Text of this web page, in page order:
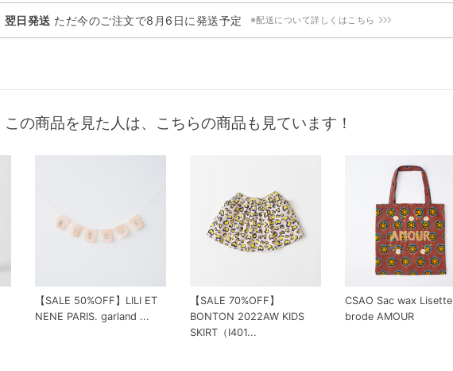
翌日発送 ただ今のご注文で8月6日に発送予定 ※配送について詳しくはこちら
この商品を見た人は、こちらの商品も見ています！
【SALE 50%OFF】LILI ET
NENE PARIS. garland ...
【SALE 70%OFF】
BONTON 2022AW KIDS
SKIRT（I401...
CSAO Sac wax Lisette
brode AMOUR